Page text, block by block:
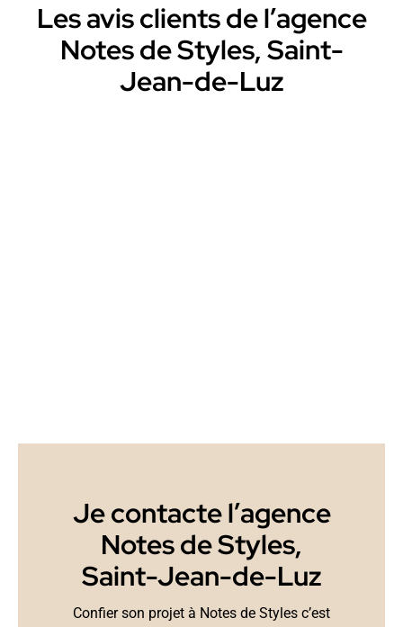
Les avis clients de l’agence
Notes de Styles, Saint-
Jean-de-Luz
Je contacte l’agence
Notes de Styles,
Saint-Jean-de-Luz
Confier son projet à Notes de Styles c’est